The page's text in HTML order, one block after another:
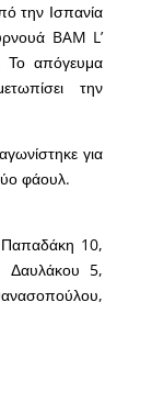
την Ισπανία
BAM L’
Το απόγευμα
την
για
φάουλ.
10,
Δαυλάκου 5,